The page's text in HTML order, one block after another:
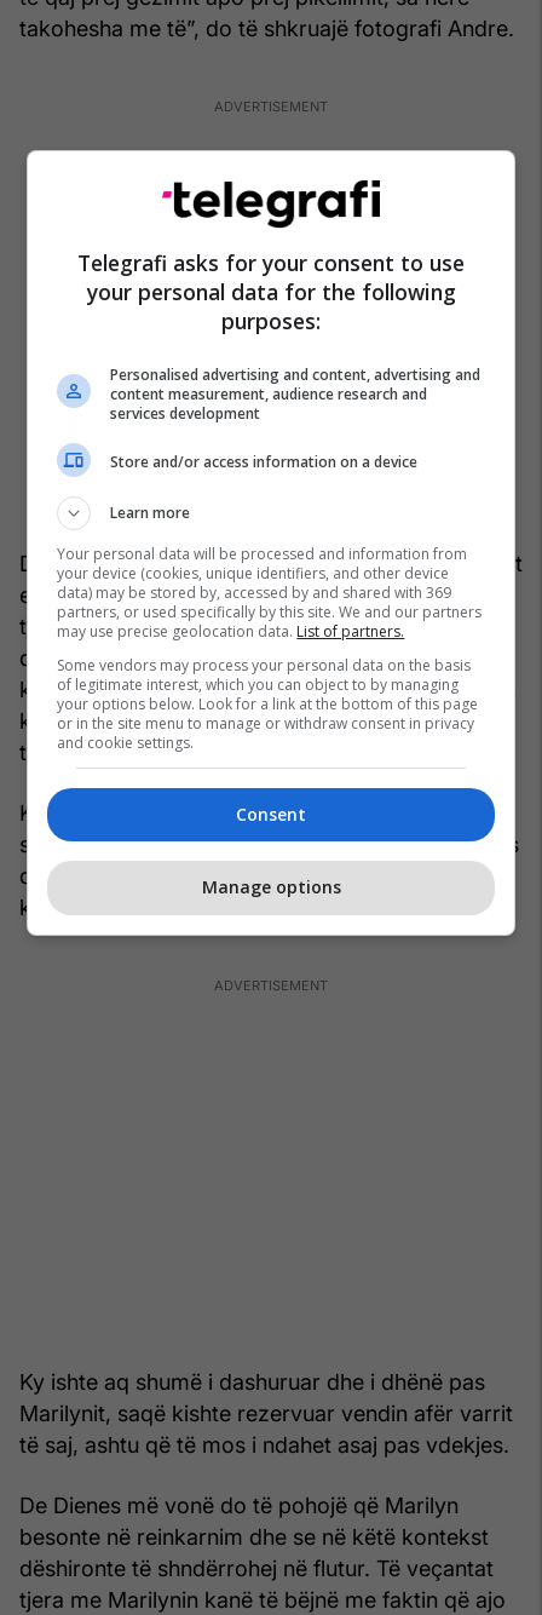
takohesha me të”, do të shkruajë fotografi Andre.
Rezervimi i varrit pranë Marilynit
De Dienes ka qenë gjithmonë xheloz në dashnorët
e mëvonshëm të Merlyinit, por edhe te fotografët
tjerë të saj. Por, sa herë ajo e telefononte, ai
dorëzohej prapë para saj. Zaten, Andre kishte
kuptuar që ndjenjat mund të shteren, që fjalët nuk
kanë rëndësi të madhe dhe që fotografitë mund
të sigurojnë përjetësinë.
Kur mori vesh për vdekjen e saj, Andre kishte
shkruar në ditarin e tij: “Më nuk do të mund të flas
drejtpërdrejt me ty ... Prej tash do të
komunikojmë vetëm përmes ëndrrave ...”.
Ky ishte aq shumë i dashuruar dhe i dhënë pas
Marilynit, saqë kishte rezervuar vendin afër varrit
të saj, ashtu që të mos i ndahet asaj pas vdekjes.
De Dienes më vonë do të pohojë që Marilyn
besonte në reinkarnim dhe se në këtë kontekst
dëshironte të shndërrohej në flutur. Të veçantat
tjera me Marilynin kanë të bëjnë me faktin që ajo
Telegrafi asks for your consent to use
your personal data for the following
purposes:
Personalised advertising and content, advertising and
content measurement, audience research and
services development
Store and/or access information on a device
Learn more
Your personal data will be processed and information from
your device (cookies, unique identifiers, and other device
data) may be stored by, accessed by and shared with 369
partners, or used specifically by this site. We and our partners
may use precise geolocation data. List of partners.
Some vendors may process your personal data on the basis
of legitimate interest, which you can object to by managing
your options below. Look for a link at the bottom of this page
or in the site menu to manage or withdraw consent in privacy
and cookie settings.
Consent
Manage options